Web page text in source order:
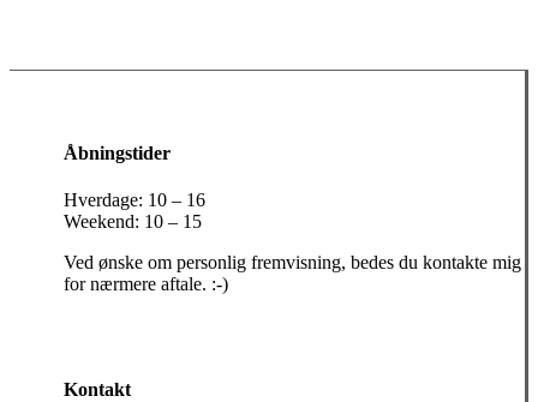
Åbningstider
Hverdage: 10 – 16
Weekend: 10 – 15
Ved ønske om personlig fremvisning, bedes du kontakte mig
for nærmere aftale. :-)
Kontakt